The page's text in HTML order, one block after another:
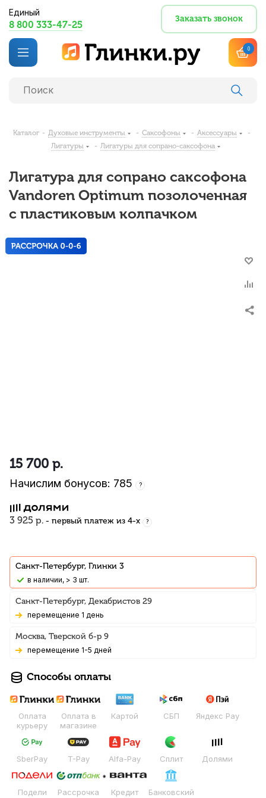
Единый
8 800 333-47-25
Заказать звонок
0
Каталог - Духовые инструменты - Саксофоны - Аксессуары
-
Лигатуры
- Лигатуры для сопрано-саксофона
Лигатура для сопрано саксофона
Vandoren Optimum позолоченная
с пластиковым колпачком
15 700 р.
Начислим бонусов: 785 ?
3 925 р. - первый платеж из 4-х ?
Санкт-Петербург, Глинки 3
В наличии, > 3 шт.
Санкт-Петербург, Декабристов 29
Перемещение 1 день
Москва, Тверской б-р 9
Перемещение 1-5 дней
Способы оплаты
Оплата
курьеру
Оплата в
магазине
Картой СБП Яндекс Pay
SberPay T-Pay Alfa-Pay Сплит Долями
Подели Рассрочка Кредит
Банковский